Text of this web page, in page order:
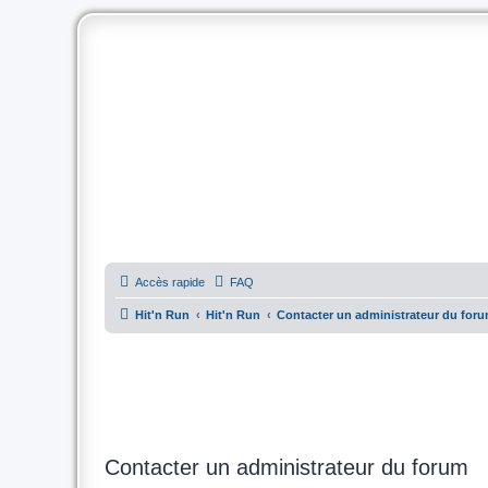
Accès rapide FAQ
Hit'n Run Hit'n Run Contacter un administrateur du
Contacter un administrateur du forum